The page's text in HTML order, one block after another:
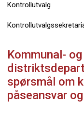
Kontrollutvalg
Kommunal- og
spørsmål om
påseansvar